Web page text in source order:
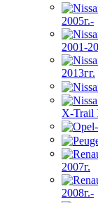
2005г.-
2001-
2013гг.
X-Trail
2007г.
2008г.-